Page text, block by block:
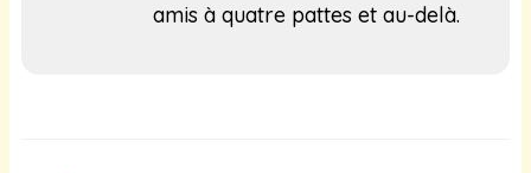
amis à quatre pattes et au-delà.